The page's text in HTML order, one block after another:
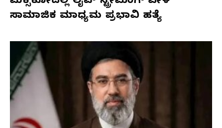
ಸಾಮಾಜಿಕ ಮಾಧ್ಯಮ ಪ್ರಭಾವಿ ಹತ್ಯೆ